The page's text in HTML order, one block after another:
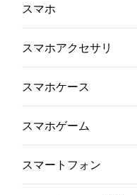
スマホ
スマホアクセサリ
スマホケース
スマホゲーム
スマートフォン